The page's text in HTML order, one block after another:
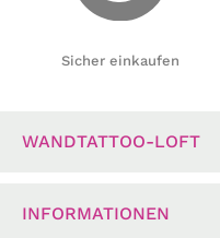
Sicher einkaufen
WANDTATTOO-LOFT
INFORMATIONEN